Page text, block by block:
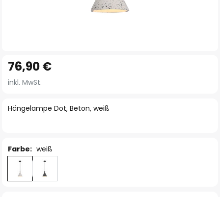
Anfang
der
springen
Hängelampe Dot, Beton, weiß
76,90 €
inkl. MwSt.
Farbe: weiß